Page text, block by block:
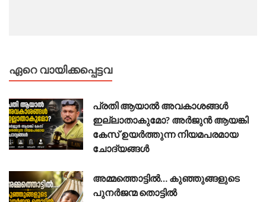
ഏറെ വായിക്കപ്പെട്ടവ
പ്രതി ആയാൽ അവകാശങ്ങൾ
ഇല്ലാതാകുമോ? അർജുൻ ആയങ്കി
കേസ് ഉയർത്തുന്ന നിയമപരമായ
ചോദ്യങ്ങൾ
അമ്മത്തൊട്ടിൽ… കുഞ്ഞുങ്ങളുടെ
പുനർജന്മ തൊട്ടിൽ